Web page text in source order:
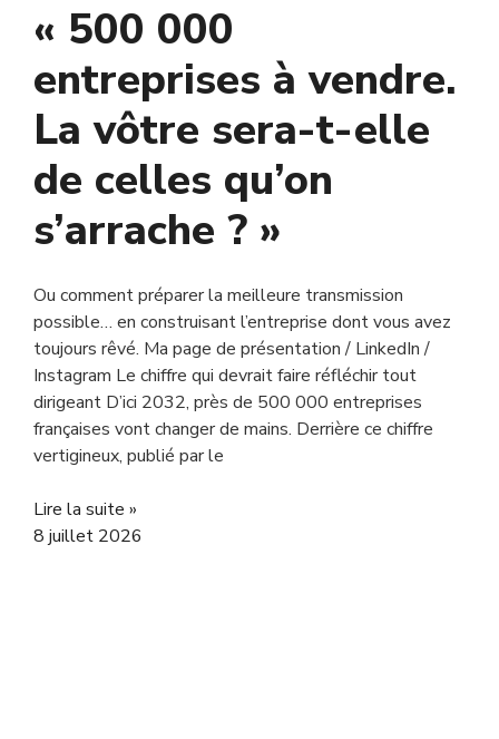
« 500 000
entreprises à vendre.
La vôtre sera-t-elle
de celles qu’on
s’arrache ? »
Ou comment préparer la meilleure transmission
possible… en construisant l’entreprise dont vous avez
toujours rêvé. Ma page de présentation / LinkedIn /
Instagram Le chiffre qui devrait faire réfléchir tout
dirigeant D’ici 2032, près de 500 000 entreprises
françaises vont changer de mains. Derrière ce chiffre
vertigineux, publié par le
Lire la suite »
8 juillet 2026